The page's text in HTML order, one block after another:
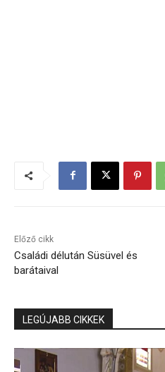
Előző cikk
Családi délután Süsüvel és
barátaival
LEGÚJABB CIKKEK